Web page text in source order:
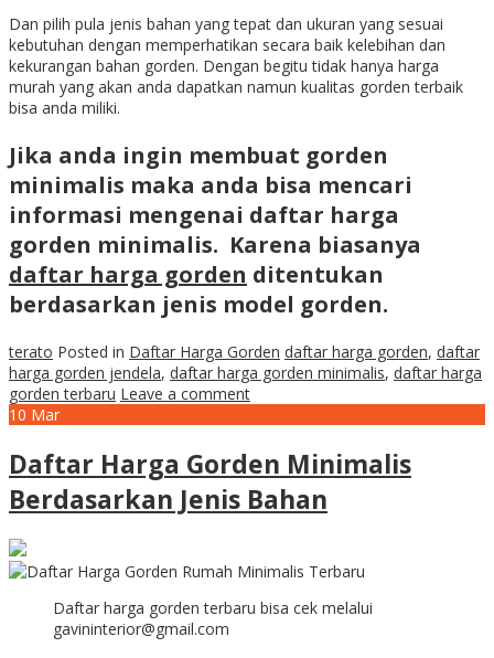
Dan pilih pula jenis bahan yang tepat dan ukuran yang sesuai
kebutuhan dengan memperhatikan secara baik kelebihan dan
kekurangan bahan gorden. Dengan begitu tidak hanya harga
murah yang akan anda dapatkan namun kualitas gorden terbaik
bisa anda miliki.
Jika anda ingin membuat gorden
minimalis maka anda bisa mencari
informasi mengenai daftar harga
gorden minimalis. Karena biasanya
daftar harga gorden ditentukan
berdasarkan jenis model gorden.
terato Posted in Daftar Harga Gorden daftar harga gorden, daftar
harga gorden jendela, daftar harga gorden minimalis, daftar harga
gorden terbaru Leave a comment
10 Mar
Daftar Harga Gorden Minimalis
Berdasarkan Jenis Bahan
Daftar harga gorden terbaru bisa cek melalui
gavininterior@gmail.com